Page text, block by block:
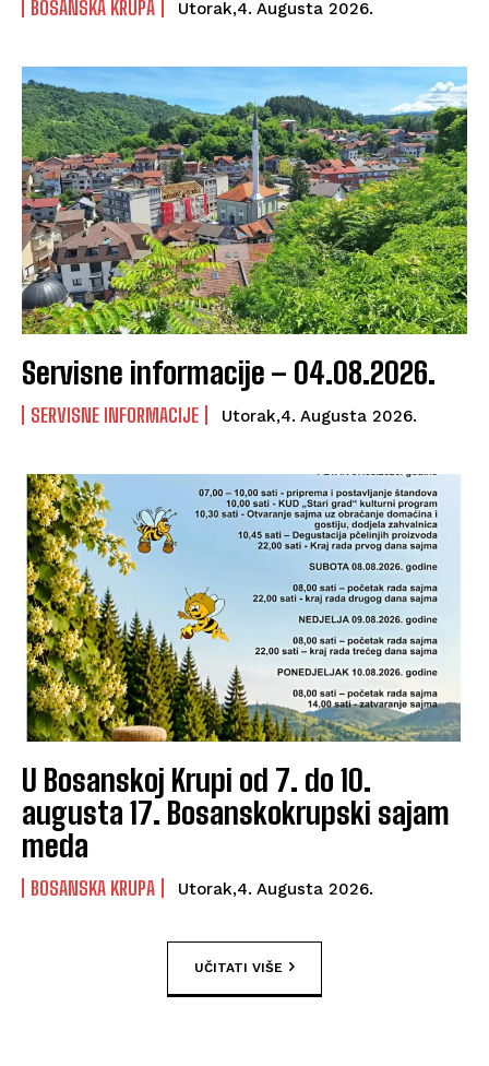
BOSANSKA KRUPA Utorak,4. Augusta 2026.
Servisne informacije – 04.08.2026.
SERVISNE INFORMACIJE Utorak,4. Augusta 2026.
U Bosanskoj Krupi od 7. do 10.
augusta 17. Bosanskokrupski sajam
meda
BOSANSKA KRUPA Utorak,4. Augusta 2026.
UČITATI VIŠE